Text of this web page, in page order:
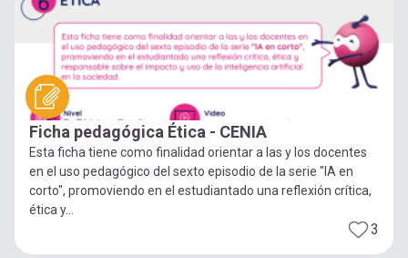
Ficha pedagógica Ética - CENIA
Esta ficha tiene como finalidad orientar a las y los docentes
en el uso pedagógico del sexto episodio de la serie "IA en
corto", promoviendo en el estudiantado una reflexión crítica,
ética y...
3